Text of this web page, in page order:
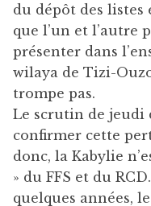
du dépôt des
que l’un et l’autre
présenter dans
wilaya de Tizi-
trompe pas.
Le scrutin de jeudi
confirmer cette
donc, la Kabylie
» du FFS et du
quelques années,